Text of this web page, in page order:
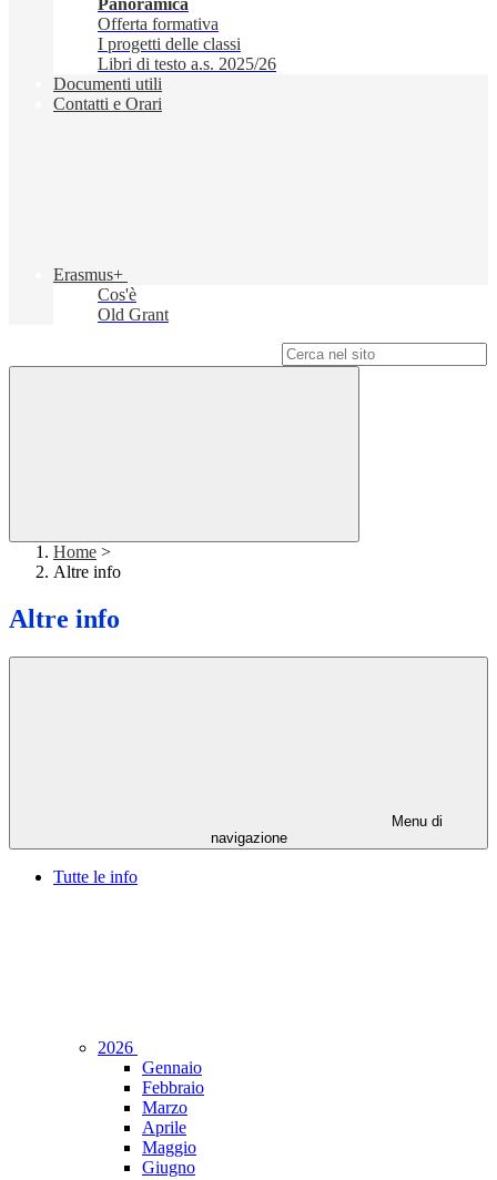
Panoramica
Offerta formativa
I progetti delle classi
Libri di testo a.s. 2025/26
Documenti utili
Contatti e Orari
Erasmus+
Cos'è
Old Grant
Home >
Altre info
Altre info
Menu di
navigazione
Tutte le info
2026
Gennaio
Febbraio
Marzo
Aprile
Maggio
Giugno